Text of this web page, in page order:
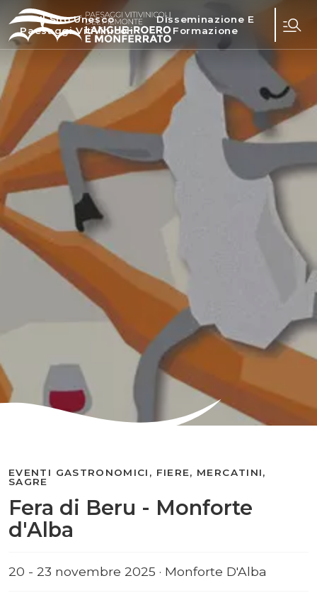
Il Sito Unesco
Paesaggi Vitivinicoli
Disseminazione E
Formazione
Fera di Beru - Monforte
d'Alba
EVENTI GASTRONOMICI, FIERE, MERCATINI,
SAGRE
20 - 23 novembre 2025 · Monforte D'Alba